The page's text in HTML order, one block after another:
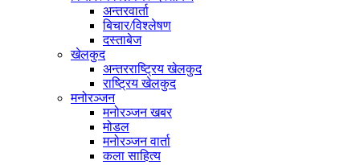
अन्तरवार्ता
बिचार/विश्लेषण
दस्ताबेज
खेलकुद
अन्तरराष्ट्रिय खेलकुद
राष्ट्रिय खेलकुद
मनोरञ्जन
मनोरञ्जन खबर
मोडल
मनोरञ्जन वार्ता
कला साहित्य